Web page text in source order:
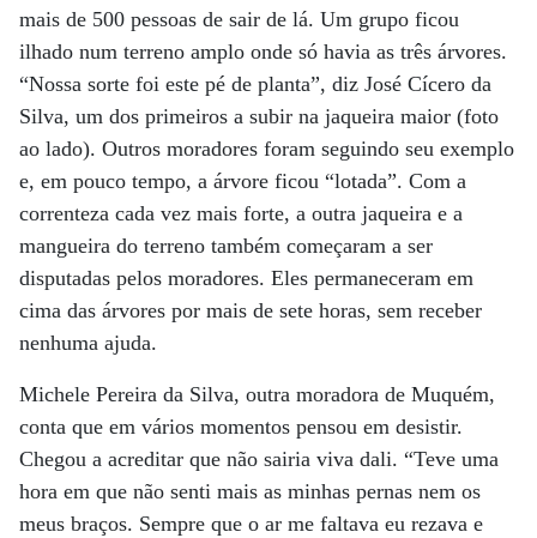
mais de 500 pessoas de sair de lá. Um grupo ficou
ilhado num terreno amplo onde só havia as três árvores.
“Nossa sorte foi este pé de planta”, diz José Cícero da
Silva, um dos primeiros a subir na jaqueira maior (foto
ao lado). Outros moradores foram seguindo seu exemplo
e, em pouco tempo, a árvore ficou “lotada”. Com a
correnteza cada vez mais forte, a outra jaqueira e a
mangueira do terreno também começaram a ser
disputadas pelos moradores. Eles permaneceram em
cima das árvores por mais de sete horas, sem receber
nenhuma ajuda.
Michele Pereira da Silva, outra moradora de Muquém,
conta que em vários momentos pensou em desistir.
Chegou a acreditar que não sairia viva dali. “Teve uma
hora em que não senti mais as minhas pernas nem os
meus braços. Sempre que o ar me faltava eu rezava e